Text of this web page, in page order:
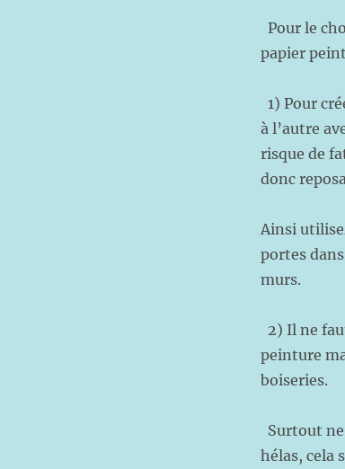
Pour le
papier
1) Pour
à l’autre
risque de
donc
Ainsi
portes
murs.
2) Il ne
peinture
boiseries.
Surtout
hélas, cela